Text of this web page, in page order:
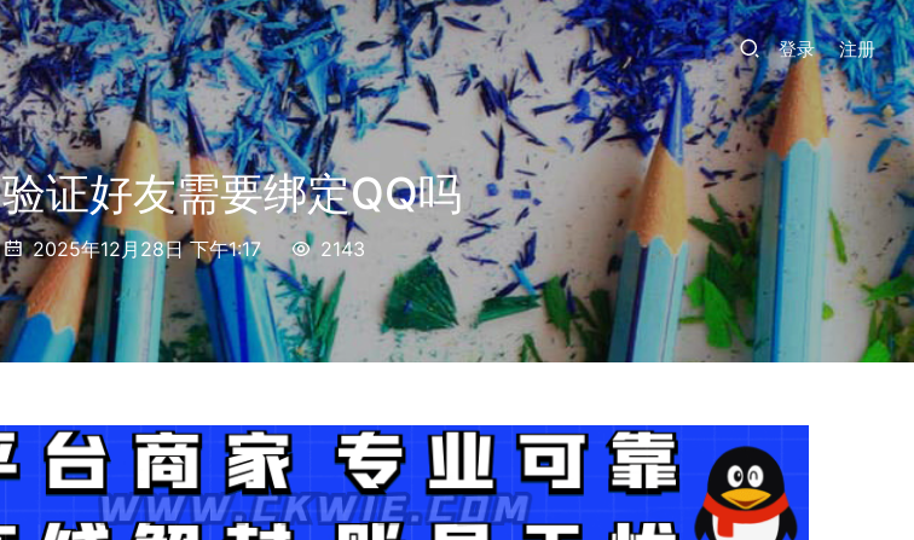
登录 注册
证好友需要绑定QQ吗
2025年12月28日 下午1:17 2143